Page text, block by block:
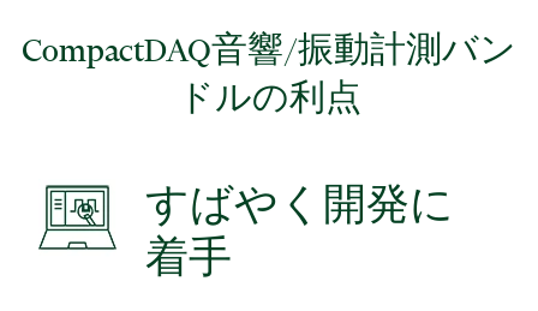
CompactDAQ音響/振動計測バン
ドルの利点
すばやく開発に
着手